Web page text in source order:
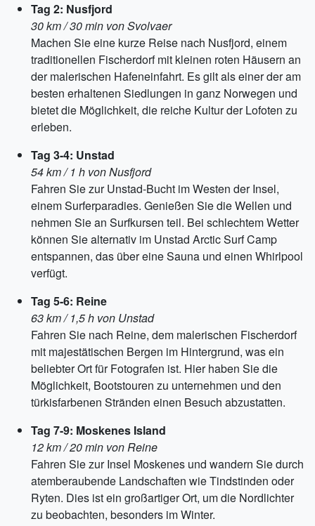
Tag 2: Nusfjord
30 km / 30 min von Svolvaer
Machen Sie eine kurze Reise nach Nusfjord, einem
traditionellen Fischerdorf mit kleinen roten Häusern an
der malerischen Hafeneinfahrt. Es gilt als einer der am
besten erhaltenen Siedlungen in ganz Norwegen und
bietet die Möglichkeit, die reiche Kultur der Lofoten zu
erleben.
Tag 3-4: Unstad
54 km / 1 h von Nusfjord
Fahren Sie zur Unstad-Bucht im Westen der Insel,
einem Surferparadies. Genießen Sie die Wellen und
nehmen Sie an Surfkursen teil. Bei schlechtem Wetter
können Sie alternativ im Unstad Arctic Surf Camp
entspannen, das über eine Sauna und einen Whirlpool
verfügt.
Tag 5-6: Reine
63 km / 1,5 h von Unstad
Fahren Sie nach Reine, dem malerischen Fischerdorf
mit majestätischen Bergen im Hintergrund, was ein
beliebter Ort für Fotografen ist. Hier haben Sie die
Möglichkeit, Bootstouren zu unternehmen und den
türkisfarbenen Stränden einen Besuch abzustatten.
Tag 7-9: Moskenes Island
12 km / 20 min von Reine
Fahren Sie zur Insel Moskenes und wandern Sie durch
atemberaubende Landschaften wie Tindstinden oder
Ryten. Dies ist ein großartiger Ort, um die Nordlichter
zu beobachten, besonders im Winter.